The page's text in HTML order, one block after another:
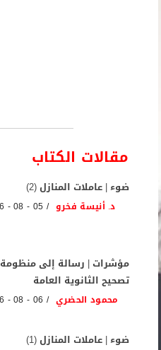
مقالات الكتاب
ضوء | عاملات المنازل (2)
د. أنيسة فخرو 05 - 08 - 2026
مؤشرات | رسالة إلى منظومة
تصحيح الثانوية العامة
محمود الحضري 06 - 08 - 2026
ضوء | عاملات المنازل (1)